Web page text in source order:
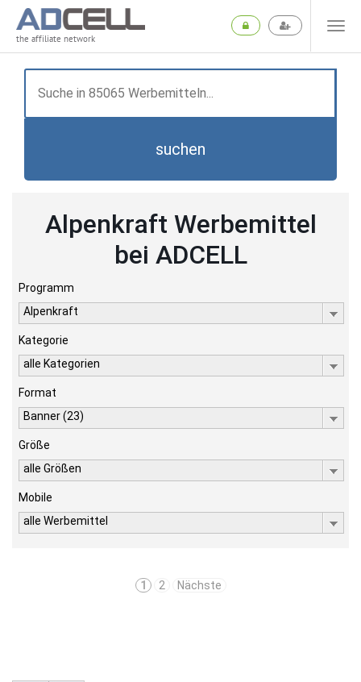
the affiliate network
suchen
Alpenkraft Werbemittel
bei ADCELL
Programm
Alpenkraft
Kategorie
alle Kategorien
Format
Banner (23)
Größe
alle Größen
Mobile
alle Werbemittel
1 2 Nächste